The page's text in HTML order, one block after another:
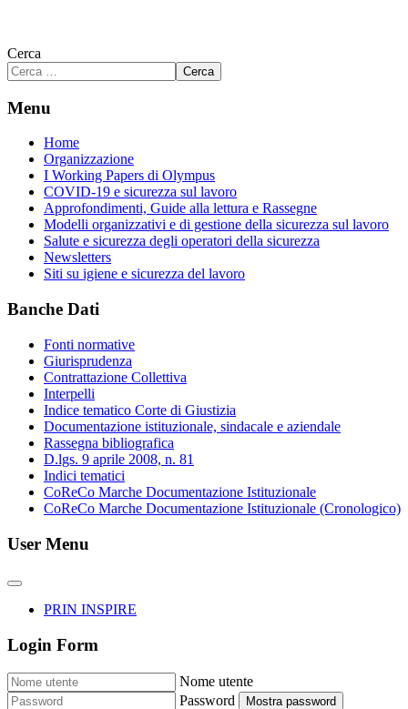
Cerca
Cerca
Menu
Home
Organizzazione
I Working Papers di Olympus
COVID-19 e sicurezza sul lavoro
Approfondimenti, Guide alla lettura e Rassegne
Modelli organizzativi e di gestione della sicurezza sul lavoro
Salute e sicurezza degli operatori della sicurezza
Newsletters
Siti su igiene e sicurezza del lavoro
Banche Dati
Fonti normative
Giurisprudenza
Contrattazione Collettiva
Interpelli
Indice tematico Corte di Giustizia
Documentazione istituzionale, sindacale e aziendale
Rassegna bibliografica
D.lgs. 9 aprile 2008, n. 81
Indici tematici
CoReCo Marche Documentazione Istituzionale
CoReCo Marche Documentazione Istituzionale (Cronologico)
User Menu
PRIN INSPIRE
Login Form
Nome utente
Password
Mostra password